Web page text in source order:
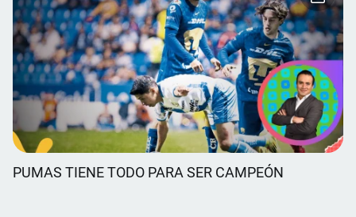
PUMAS TIENE TODO PARA SER CAMPEÓN